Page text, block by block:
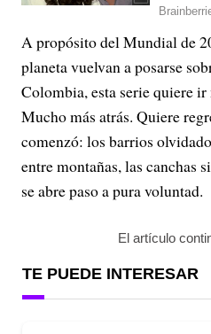
A propósito del Mundial de
planeta vuelvan a posarse
Colombia, esta serie quiere
Mucho más atrás. Quiere
comenzó: los barrios
entre montañas, las canchas
se abre paso a pura voluntad.
El artículo
TE PUEDE INTERESAR